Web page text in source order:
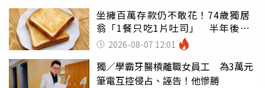
坐擁百萬存款仍不敢花！74歲獨居
翁「1餐只吃1片吐司」 半年後暴
瘦嚇壞女兒
2026-08-07 12:01
獨／學霸牙醫槓離職女員工 為3萬元
筆電互控侵占、誣告！他慘勝